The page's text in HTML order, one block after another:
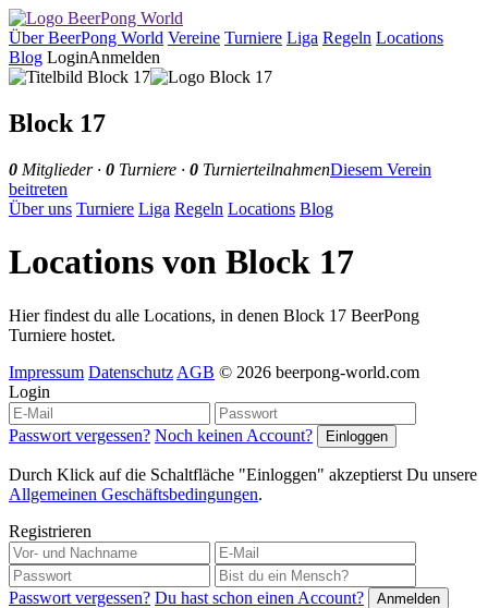
Über BeerPong World Vereine Turniere Liga Regeln Locations
Blog LoginAnmelden
Block 17
0 Mitglieder · 0 Turniere · 0 TurnierteilnahmenDiesem Verein
beitreten
Über uns Turniere Liga Regeln Locations Blog
Locations von Block 17
Hier findest du alle Locations, in denen Block 17 BeerPong
Turniere hostet.
Impressum Datenschutz AGB © 2026 beerpong-world.com
Login
Passwort vergessen? Noch keinen Account?
Durch Klick auf die Schaltfläche "Einloggen" akzeptierst Du unsere
Allgemeinen Geschäftsbedingungen.
Registrieren
Passwort vergessen? Du hast schon einen Account?